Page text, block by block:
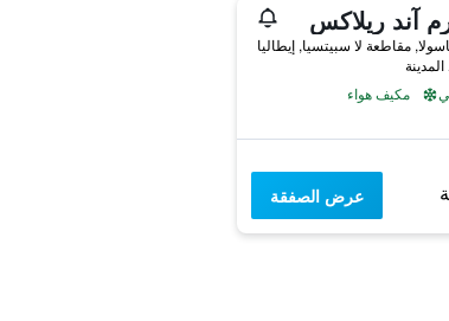
آند ريلاكس
مكيف هواء
عرض الصفقة